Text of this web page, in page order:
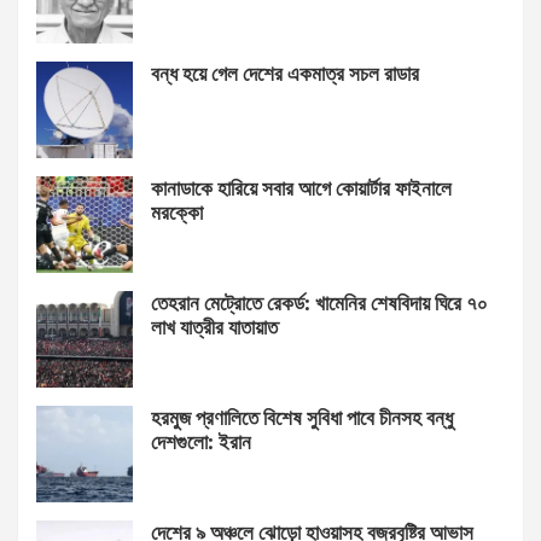
বন্ধ হয়ে গেল দেশের একমাত্র সচল রাডার
কানাডাকে হারিয়ে সবার আগে কোয়ার্টার ফাইনালে
মরক্কো
তেহরান মেট্রোতে রেকর্ড: খামেনির শেষবিদায় ঘিরে ৭০
লাখ যাত্রীর যাতায়াত
হরমুজ প্রণালিতে বিশেষ সুবিধা পাবে চীনসহ বন্ধু
দেশগুলো: ইরান
দেশের ৯ অঞ্চলে ঝোড়ো হাওয়াসহ বজ্রবৃষ্টির আভাস